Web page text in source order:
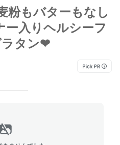
粉もバターもなし
ー入りヘルシーフ
ラタン❤